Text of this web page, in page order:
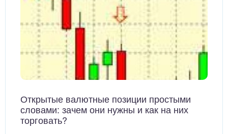
Открытые валютные позиции простыми
словами: зачем они нужны и как на них
торговать?